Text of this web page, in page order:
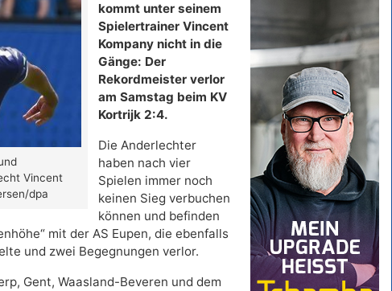
Vincent
dpa
kommt unter seinem
Spielertrainer Vincent
Kompany nicht in die
Gänge: Der
Rekordmeister verlor
am Samstag beim KV
Kortrijk 2:4.
Die Anderlechter
haben nach vier
Spielen immer noch
keinen Sieg verbuchen
können und befinden
mit der AS Eupen, die ebenfalls
und zwei Begegnungen verlor.
Gent, Waasland-Beveren und dem